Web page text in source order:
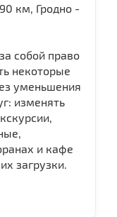
км, Гродно -
собой право
некоторые
уменьшения
изменять
и кафе
загрузки.